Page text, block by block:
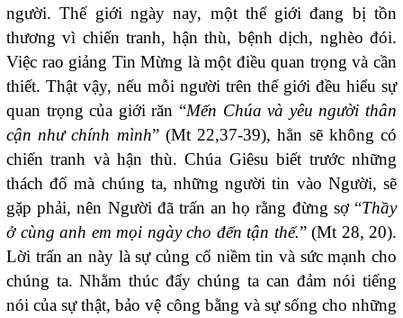
người. Thế giới ngày nay, một thế giới đang bị tồn
thương vì chiến tranh, hận thù, bệnh dịch, nghèo đói.
Việc rao giảng Tin Mừng là một điều quan trọng và cần
thiết. Thật vậy, nếu mỗi người trên thế giới đều hiểu sự
quan trọng của giới răn “Mến Chúa và yêu người thân
cận như chính mình” (Mt 22,37-39), hẳn sẽ không có
chiến tranh và hận thù. Chúa Giêsu biết trước những
thách đố mà chúng ta, những người tin vào Người, sẽ
gặp phải, nên Người đã trấn an họ rằng đừng sợ “Thầy
ở cùng anh em mọi ngày cho đến tận thế.” (Mt 28, 20).
Lời trấn an này là sự củng cố niềm tin và sức mạnh cho
chúng ta. Nhằm thúc đẩy chúng ta can đảm nói tiếng
nói của sự thật, bảo vệ công bằng và sự sống cho những